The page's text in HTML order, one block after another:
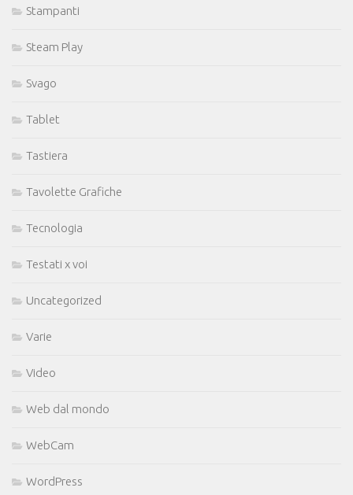
Stampanti
Steam Play
Svago
Tablet
Tastiera
Tavolette Grafiche
Tecnologia
Testati x voi
Uncategorized
Varie
Video
Web dal mondo
WebCam
WordPress